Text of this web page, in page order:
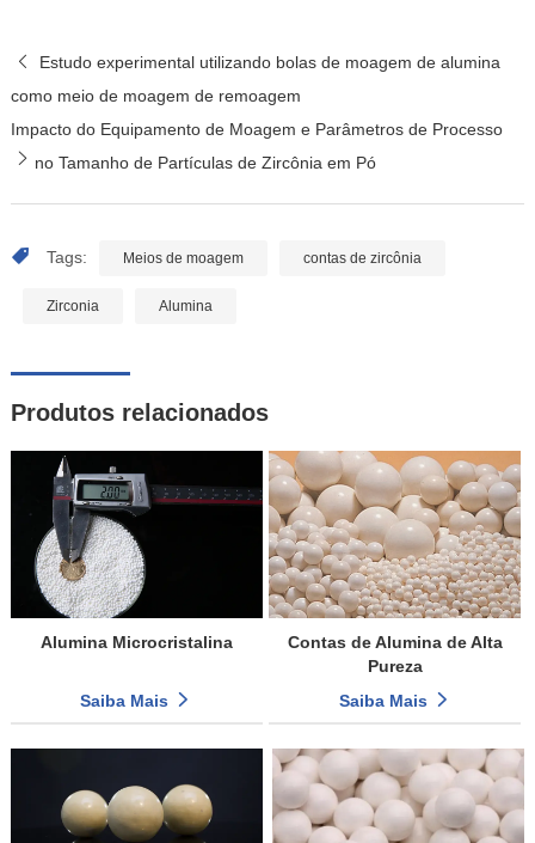
Estudo experimental utilizando bolas de moagem de alumina
como meio de moagem de remoagem
Impacto do Equipamento de Moagem e Parâmetros de Processo
no Tamanho de Partículas de Zircônia em Pó
Tags: Meios de moagem contas de zircônia
Zirconia Alumina
Produtos relacionados
Alumina Microcristalina
Saiba Mais
Contas de Alumina de Alta
Pureza
Saiba Mais